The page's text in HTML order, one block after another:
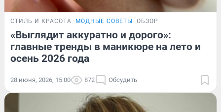
СТИЛЬ И КРАСОТА МОДНЫЕ СОВЕТЫ ОБЗОР
«Выглядит аккуратно и дорого»:
главные тренды в маникюре на лето и
осень 2026 года
28 июня, 2026, 15:00 872 Обсудить